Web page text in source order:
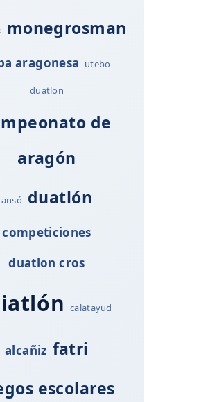
monegrosman
aragonesa utebo
duatlon
de
aragón
ansó duatlón
competiciones
duatlon cros
calatayud
alcañiz fatri
escolares